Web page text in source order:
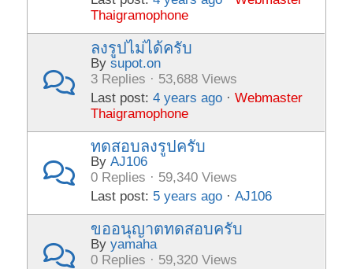
Thaigramophone
ลงรูปไม่ได้ครับ
Bysupot.on
3 Replies · 53,688 Views
Last post:4 years ago ·Webmaster
Thaigramophone
ทดสอบลงรูปครับ
ByAJ106
0 Replies · 59,340 Views
Last post: 5 years ago ·AJ106
ขออนุญาตทดสอบครับ
Byyamaha
0 Replies · 59,320 Views